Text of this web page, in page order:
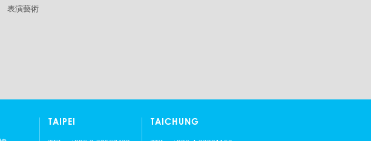
表演藝術
TAIPEI TAICHUNG